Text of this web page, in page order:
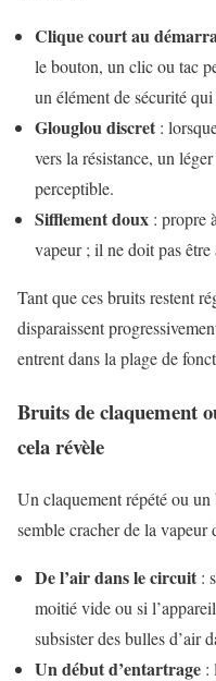
Clique court au
le bouton, un clic ou tac
un élément de sécurité qui
Glouglou discret :
vers la résistance, un
perceptible.
Sifflement doux : propre
vapeur ; il ne doit pas
Tant que ces bruits restent
disparaissent
entrent dans la plage de
Bruits de claquement
cela révèle
Un claquement répété ou
semble cracher de la
De l’air dans le circuit :
moitié vide ou si
subsister des bulles d’air
Un début d’entartrage :